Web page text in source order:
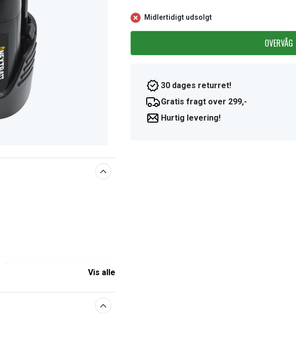
Vis alle
Midlertidigt udsolgt
OVERVÅG
30 dages returret!
Gratis fragt over 299,-
Hurtig levering!